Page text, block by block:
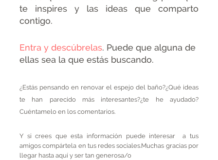
te inspires y las ideas que comparto
contigo.
Entra y descúbrelas. Puede que alguna de
ellas sea la que estás buscando.
¿Estás pensando en renovar el espejo del baño?¿Qué ideas
te han parecido más interesantes?¿te he ayudado?
Cuéntamelo en los comentarios.
Y si crees que esta información puede interesar a tus
amigos compártela en tus redes sociales.Muchas gracias por
llegar hasta aquí y ser tan generosa/o